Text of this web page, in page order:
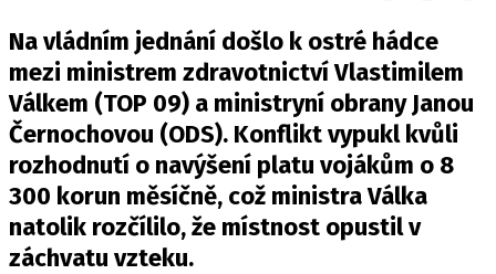
Na vládním jednání došlo k ostré hádce
mezi ministrem zdravotnictví Vlastimilem
Válkem (TOP 09) a ministryní obrany Janou
Černochovou (ODS). Konflikt vypukl kvůli
rozhodnutí o navýšení platu vojákům o 8
300 korun měsíčně, což ministra Válka
natolik rozčílilo, že místnost opustil v
záchvatu vzteku.